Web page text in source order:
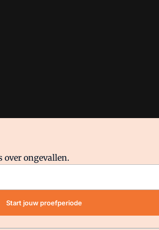
staat. Op gebruik van deze site zijn de
over ongevallen.
Start jouw proefperiode